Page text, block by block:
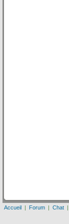
Accueil | Forum | Chat |